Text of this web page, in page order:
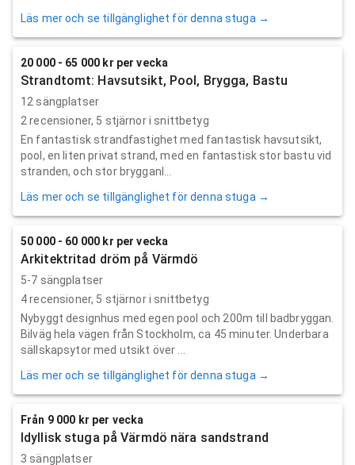
Läs mer och se tillgänglighet för denna stuga →
20 000 - 65 000 kr per vecka
Strandtomt: Havsutsikt, Pool, Brygga, Bastu
12 sängplatser
2 recensioner, 5 stjärnor i snittbetyg
En fantastisk strandfastighet med fantastisk havsutsikt,
pool, en liten privat strand, med en fantastisk stor bastu vid
stranden, och stor brygganl...
Läs mer och se tillgänglighet för denna stuga →
50 000 - 60 000 kr per vecka
Arkitektritad dröm på Värmdö
5-7 sängplatser
4recensioner, 5 stjärnor i snittbetyg
Nybyggt designhus med egen pool och 200m till badbryggan.
Bilväg hela vägen från Stockholm, ca 45 minuter. Underbara
sällskapsytor med utsikt över ...
Läs mer och se tillgänglighet för denna stuga →
Från 9 000 kr per vecka
Idyllisk stuga på Värmdö nära sandstrand
3 sängplatser